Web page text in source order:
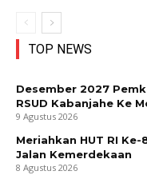
TOP NEWS
Desember 2027
RSUD Kabanjahe Ke
9 Agustus 2026
Meriahkan HUT RI
Jalan Kemerdekaan
8 Agustus 2026